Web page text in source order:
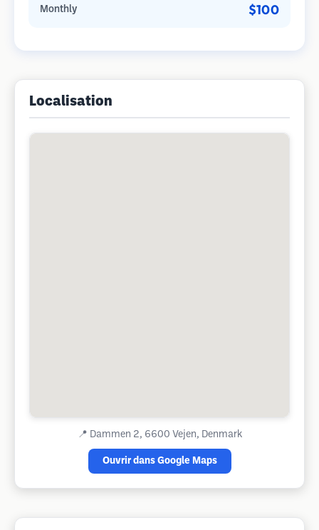
Monthly $100
Localisation
📍 Dammen 2, 6600 Vejen, Denmark
Ouvrir dans Google Maps